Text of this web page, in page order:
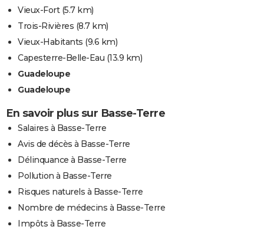
Vieux-Fort(5.7 km)
Trois-Rivières (8.7 km)
Vieux-Habitants (9.6 km)
Capesterre-Belle-Eau (13.9 km)
Guadeloupe
Guadeloupe
En savoir plus sur Basse-Terre
Salaires à Basse-Terre
Avis de décès à Basse-Terre
Délinquance à Basse-Terre
Pollution à Basse-Terre
Risques naturels à Basse-Terre
Nombre de médecins à Basse-Terre
Impôts à Basse-Terre